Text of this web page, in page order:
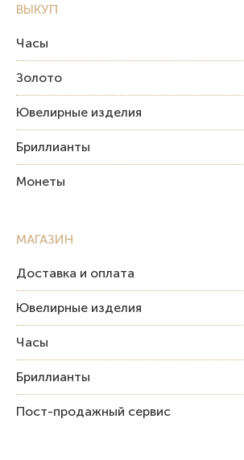
ВЫКУП
Часы
Золото
Ювелирные изделия
Бриллианты
Монеты
МАГАЗИН
Доставка и оплата
Ювелирные изделия
Часы
Бриллианты
Пост-продажный сервис